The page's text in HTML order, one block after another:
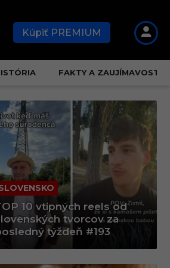
Kúpiť PREMIUM
FAKTY A ZAUJÍMAVOSTI
10 vtipných reels od
tvorcov za
týždeň #193